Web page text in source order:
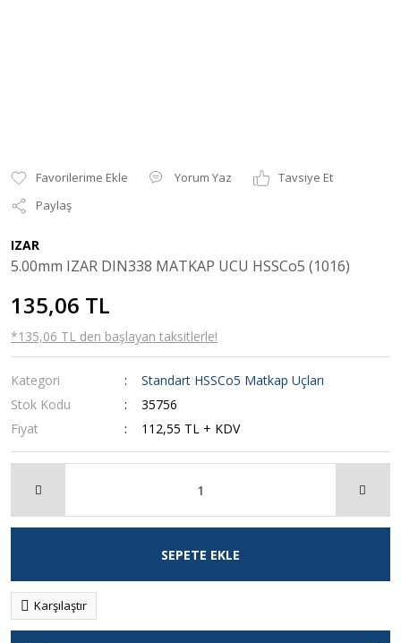
Yorum Yaz
Tavsiye Et
Paylaş
IZAR
5.00mm IZAR DIN338 MATKAP UCU HSSCo5 (1016)
135,06 TL
*135,06 TL den başlayan taksitlerle!
Kategori
Standart HSSCo5 Matkap Uçları
Stok Kodu
35756
Fiyat
112,55 TL + KDV
SEPETE EKLE
Karşılaştır